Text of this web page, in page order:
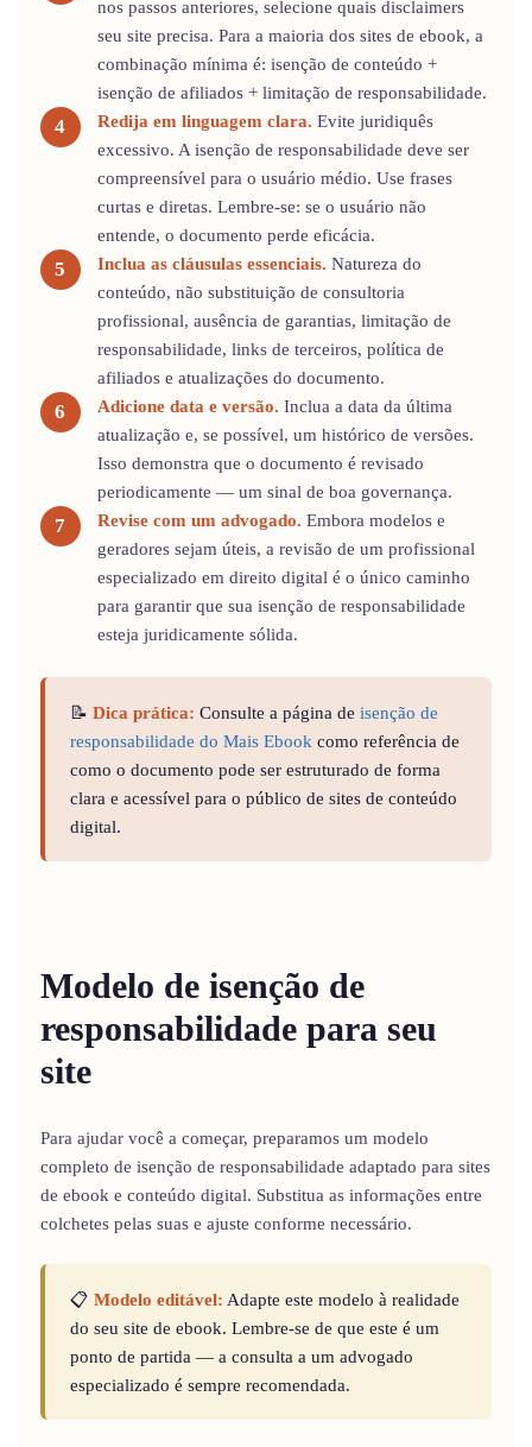
nos passos anteriores, selecione quais disclaimers
seu site precisa. Para a maioria dos sites de ebook, a
combinação mínima é: isenção de conteúdo +
isenção de afiliados + limitação de responsabilidade.
Redija em linguagem clara. Evite juridiquês
excessivo. A isenção de responsabilidade deve ser
compreensível para o usuário médio. Use frases
curtas e diretas. Lembre-se: se o usuário não
entende, o documento perde eficácia.
Inclua as cláusulas essenciais. Natureza do
conteúdo, não substituição de consultoria
profissional, ausência de garantias, limitação de
responsabilidade, links de terceiros, política de
afiliados e atualizações do documento.
Adicione data e versão. Inclua a data da última
atualização e, se possível, um histórico de versões.
Isso demonstra que o documento é revisado
periodicamente — um sinal de boa governança.
Revise com um advogado. Embora modelos e
geradores sejam úteis, a revisão de um profissional
especializado em direito digital é o único caminho
para garantir que sua isenção de responsabilidade
esteja juridicamente sólida.
📝 Dica prática: Consulte a página de isenção de
responsabilidade do Mais Ebook como referência de
como o documento pode ser estruturado de forma
clara e acessível para o público de sites de conteúdo
digital.
Modelo de isenção de
responsabilidade para seu
site
Para ajudar você a começar, preparamos um modelo
completo de isenção de responsabilidade adaptado para sites
de ebook e conteúdo digital. Substitua as informações entre
colchetes pelas suas e ajuste conforme necessário.
📋 Modelo editável: Adapte este modelo à realidade
do seu site de ebook. Lembre-se de que este é um
ponto de partida — a consulta a um advogado
especializado é sempre recomendada.